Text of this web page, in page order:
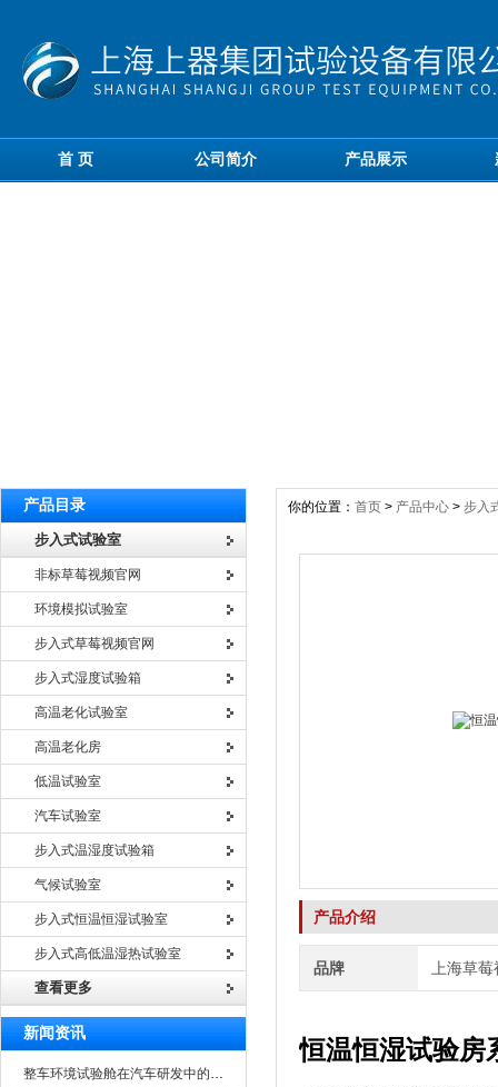
首 页 公司简介 产品展示
产品目录
步入式试验室
非标草莓视频官网
环境模拟试验室
步入式草莓视频官网
步入式湿度试验箱
高温老化试验室
高温老化房
低温试验室
汽车试验室
步入式温湿度试验箱
气候试验室
步入式恒温恒湿试验室
步入式高低温湿热试验室
查看更多
新闻资讯
整车环境试验舱在汽车研发中的作用
你的位置： 首页 > 产品中心 > 步入
产品介绍
品牌 上海草
恒温恒湿试验房